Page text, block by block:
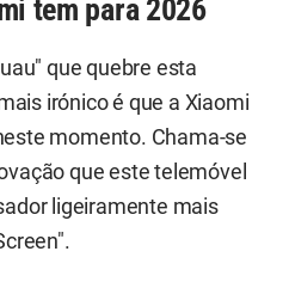
tem para 2026
que quebre esta
irónico é que a Xiaomi
momento. Chama-se
que este telemóvel
ligeiramente mais